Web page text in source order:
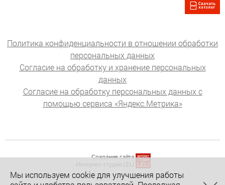
Политика конфиденциальности в отношении обработки
персональных данных
Согласие на обработку и хранение персональных
данных
Согласие на обработку персональных данных с
помощью сервиса «Яндекс.Метрика»
Создание сайта
Интернет-студия LELI
Мы используем cookie для улучшения работы